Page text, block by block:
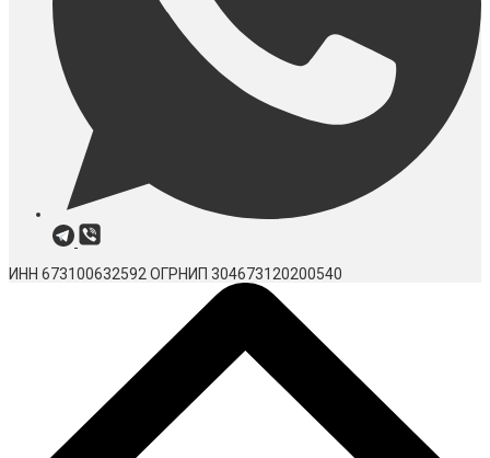
ИНН 673100632592ОГРНИП 304673120200540